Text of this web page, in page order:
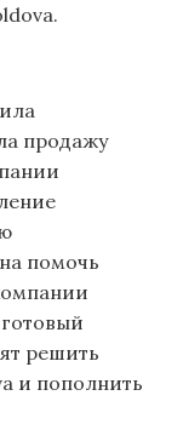
продажу
помочь
решить
и пополнить